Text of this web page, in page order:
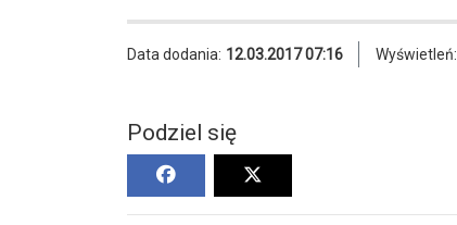
Data dodania: 12.03.2017 07:16 Wyświetleń:
Podziel się